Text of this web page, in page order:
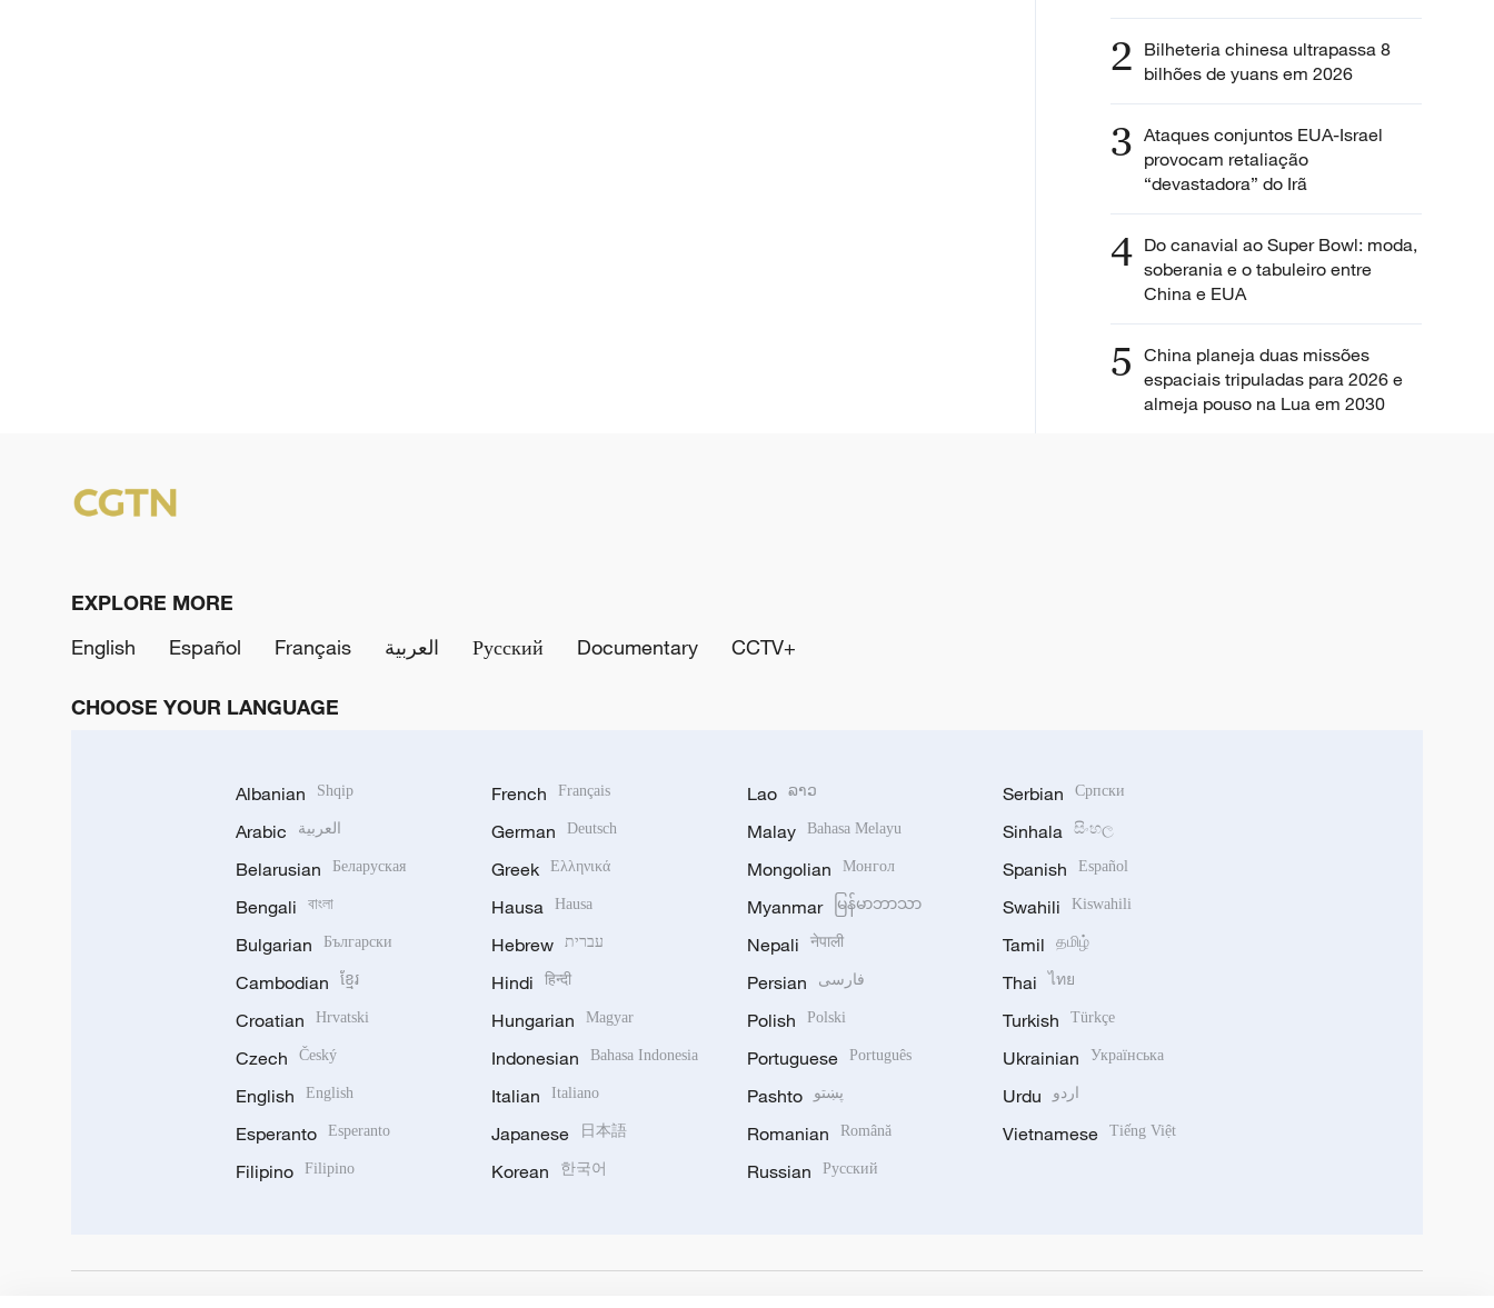
2 Bilheteria chinesa ultrapassa 8
bilhões de yuans em 2026
3 Ataques conjuntos EUA-Israel
provocam retaliação
“devastadora” do Irã
4 Do canavial ao Super Bowl: moda,
soberania e o tabuleiro entre
China e EUA
5 China planeja duas missões
espaciais tripuladas para 2026 e
almeja pouso na Lua em 2030
EXPLORE MORE
English
Español Français العربية Русский Documentary CCTV+
CHOOSE YOUR LANGUAGE
Albanian Shqip
Arabic العربية
Belarusian Беларуская
Bengali বাংলা
Bulgarian Български
Cambodian ខ្មែរ
Croatian Hrvatski
Czech Český
English English
Esperanto Esperanto
Filipino Filipino
French Français
German Deutsch
Greek Ελληνικά
Hausa Hausa
Hebrew עברית
Hindi हिन्दी
Hungarian Magyar
Indonesian Bahasa Indonesia
Italian Italiano
Japanese 日本語
Korean 한국어
Lao ລາວ
Malay Bahasa Melayu
Mongolian Монгол
Myanmar မြန်မာဘာသာ
Nepali नेपाली
Persian فارسی
Polish Polski
Portuguese Português
Pashto پښتو
Romanian Română
Russian Русский
Serbian Српски
Sinhala සිංහල
Spanish Español
Swahili Kiswahili
Tamil தமிழ்
Thai ไทย
Turkish Türkçe
Ukrainian Українська
Urdu اردو
Vietnamese Tiếng Việt